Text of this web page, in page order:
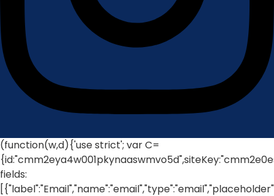
(function(w,d){'use strict'; var C=
fields: